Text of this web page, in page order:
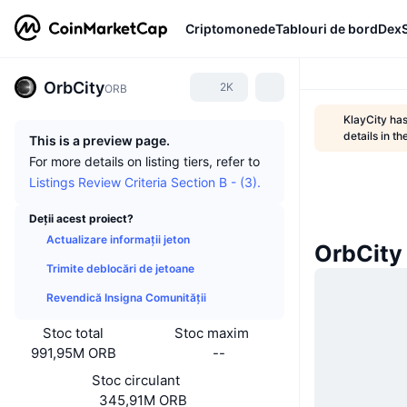
CriptomonedeTablouri de bord
OrbCityORB 2K
This is a preview page.
For more details on listing tiers, refer to
Listings Review Criteria Section B - (3).
Deții acest proiect?
Actualizare informații jeton
Trimite deblocări de jetoane
Revendică Insigna Comunității
Stoc total
991,95M ORB
Stoc maxim
--
Stoc circulant
345,91M ORB
KlayCity
details in